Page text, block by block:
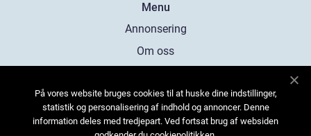
Menu
Annonsering
Om oss
Kontakta oss
Sitemap
På vores website bruges cookies til at huske dine indstillinger,
statistik og personalisering af indhold og annoncer. Denne
information deles med tredjepart. Ved fortsat brug af websiden